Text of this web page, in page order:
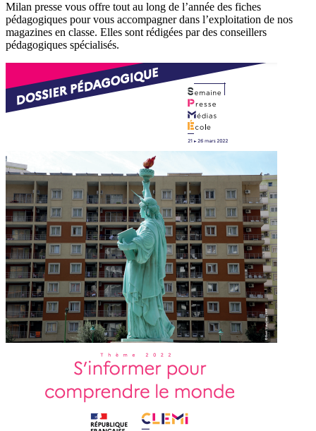
Milan presse vous offre tout au long de l’année des fiches
pédagogiques pour vous accompagner dans l’exploitation de nos
magazines en classe. Elles sont rédigées par des conseillers
pédagogiques spécialisés.